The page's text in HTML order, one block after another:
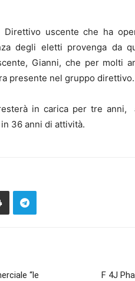
Direttivo uscente che ha
degli eletti provenga da
Gianni, che per molti
presente nel gruppo direttivo.
in carica per tre anni,
36 anni di attività.
“le
F 4J